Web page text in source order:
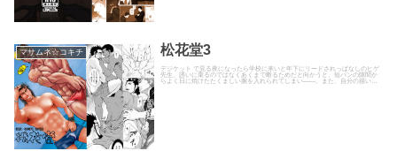
マサムネ☆コキチ 松花堂3
デジケット で見る夜になったら学校に来いと年下にリードされっぱなしのヒゲ
先生。誘いに乗るのではなくあくまで断るためだと向かうと、短パンの隙間か
らよく日に焼けたたくましい腕を入れられてしまい――。また、自分の描いた
絵とイケメンを重ねて妄想をふ...